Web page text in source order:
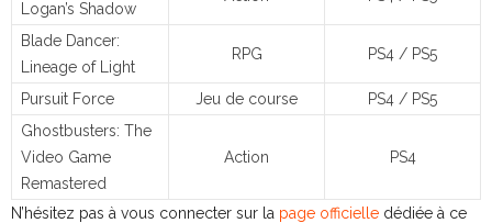
Logan’s Shadow
Blade Dancer:
Lineage of Light
RPG PS4 / PS5
Pursuit Force Jeu de course
PS4 / PS5
Ghostbusters: The
Video Game
Remastered
Action PS4
N’hésitez pas à vous connecter sur la page officielle dédiée à ce